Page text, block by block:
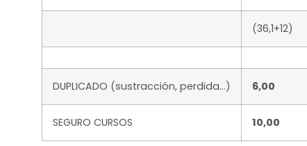
(36,1+12)
DUPLICADO (sustracción, perdida…) 6,00
SEGURO CURSOS 10,00